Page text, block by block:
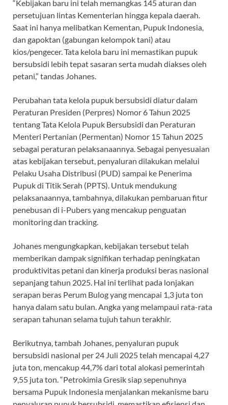
“Kebijakan baru ini telah memangkas 145 aturan dan
persetujuan lintas Kementerian hingga kepala daerah.
Saat ini hanya melibatkan Kementan, Pupuk Indonesia,
dan gapoktan (gabungan kelompok tani) atau
kios/pengecer. Tata kelola baru ini memastikan pupuk
bersubsidi lebih tepat sasaran serta mudah diakses oleh
petani,” tandas Johanes.
Perubahan tata kelola pupuk bersubsidi diatur dalam
Peraturan Presiden (Perpres) Nomor 6 Tahun 2025
tentang Tata Kelola Pupuk Bersubsidi dan Peraturan
Menteri Pertanian (Permentan) Nomor 15 Tahun 2025
sebagai peraturan pelaksanaannya. Sebagai penyesuaian
atas kebijakan tersebut, penyaluran dilakukan melalui
Pelaku Usaha Distribusi (PUD) sampai ke Penerima
Pupuk di Titik Serah (PPTS). Untuk mendukung
pelaksanaannya, tambahnya, dilakukan pembaruan fitur
penebusan di i-Pubers yang mencakup penguatan
monitoring dan tracking.
Johanes mengungkapkan, kebijakan tersebut telah
memberikan dampak signifikan terhadap peningkatan
produktivitas petani dan kinerja produksi beras nasional
sepanjang tahun 2025. Hal ini terlihat pada lonjakan
serapan beras Perum Bulog yang mencapai 1,3 juta ton
hanya dalam satu bulan. Angka yang melampaui rata-rata
serapan tahunan selama tujuh tahun terakhir.
Berikutnya, tambah Johanes, penyaluran pupuk
bersubsidi nasional per 24 Juli 2025 telah mencapai 4,27
juta ton, mencakup 44,7% dari total alokasi pemerintah
9,55 juta ton. “Petrokimia Gresik siap sepenuhnya
bersama Pupuk Indonesia menjalankan mekanisme baru